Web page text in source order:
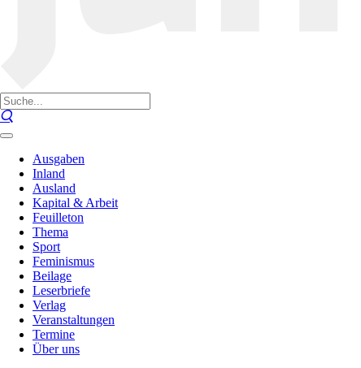
Ausgaben
Inland
Ausland
Kapital & Arbeit
Feuilleton
Thema
Sport
Feminismus
Beilage
Leserbriefe
Verlag
Veranstaltungen
Termine
Über uns